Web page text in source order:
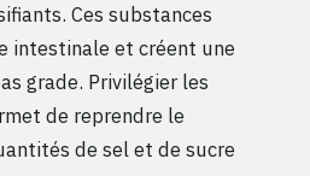
Ces substances
intestinale et créent une
grade. Privilégier les
de reprendre le
de sel et de sucre